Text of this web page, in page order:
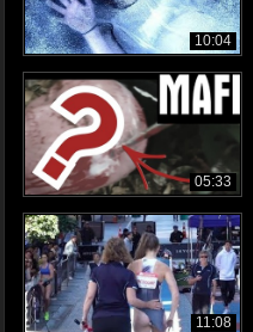
10:04
05:33
11:08